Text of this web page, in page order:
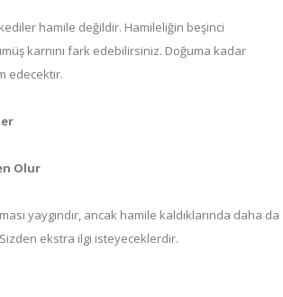
hamile değildir. Hamileliğin beşinci
karnını fark edebilirsiniz. Doğuma kadar
edecektir.
Olur
yaygındır, ancak hamile kaldıklarında daha da
ekstra ilgi isteyeceklerdir.